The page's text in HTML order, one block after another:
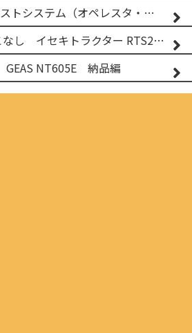
ISEKI 直進＆旋回アシストシステム（オペレスタ・ターン）搭載 イセキ 乗用田植機 PRJ8D-ZJL
低床トラクターで枝こなし イセキトラクター RTS205NS & フレールモア FNC1202F
NT605E 納品編